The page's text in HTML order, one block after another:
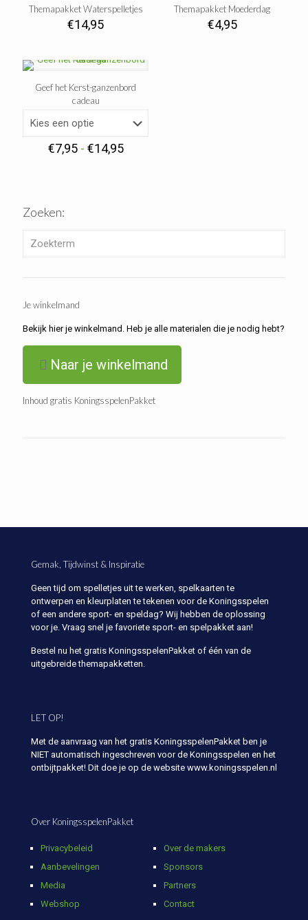
Themapakket Waterspelletjes
€14,95
Themapakket Moederdag
€4,95
Geef het Kerst-ganzenbord
cadeau
€7,95 - €14,95Prijsklasse:
Zoeken:
Je winkelmand
Bekijk hier je winkelmand. Heb je alle materialen die je nodig hebt?
Naar je winkelmand
Inhoud gratis KoningsspelenPakket
Gemak, Tijdwinst & Inspiratie
Geen tijd om spelletjes uit te werken, spelkaarten te
ontwerpen en kleurplaten te tekenen voor de Koningsspelen
of een andere sport- en speldag? Wij hebben de oplossing
voor je. Vraag snel je favoriete sport- en spelpakket aan!
Bestel nu het gratis KoningsspelenPakket of één van de
uitgebreide themapakketten.
LET OP!
Met de aanvraag van het gratis KoningsspelenPakket ben je
NIET automatisch ingeschreven voor de Koningsspelen en het
ontbijtpakket! Dit doe je op de website www.koningsspelen.nl
Over KoningsspelenPakket
Privacybeleid
Aanbevelingen
Media
Webshop
Over de makers
Sponsors
Partners
Contact